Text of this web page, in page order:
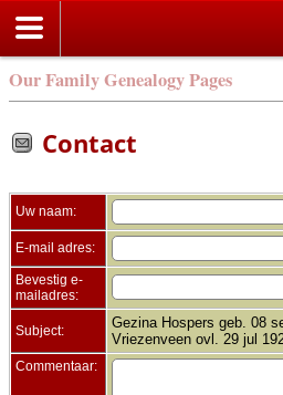
Our Family Genealogy Pages
Contact
Uw naam:
E-mail adres:
Bevestig e-
mailadres:
Subject:
Gezina Hospers geb. 08
Vriezenveen ovl. 29 jul
Commentaar: